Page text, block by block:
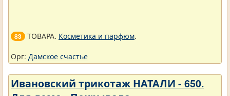
83 ТОВАРА. Косметика и парфюм.
Орг: Дамское счастье
Ивановский трикотаж НАТАЛИ - 650.